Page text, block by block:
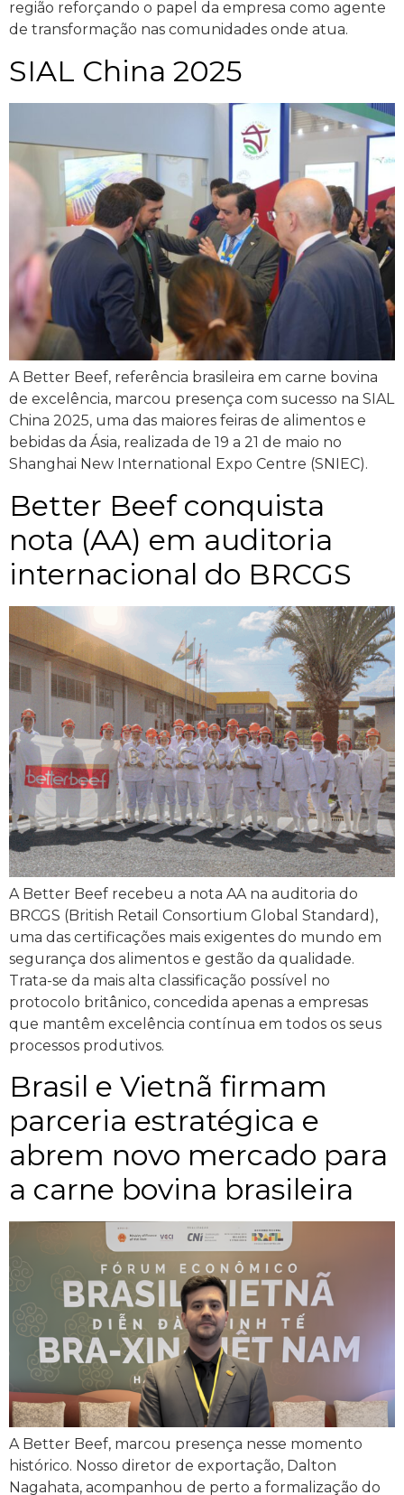
região reforçando o papel da empresa como agente
de transformação nas comunidades onde atua.
SIAL China 2025
A Better Beef, referência brasileira em carne bovina
de excelência, marcou presença com sucesso na SIAL
China 2025, uma das maiores feiras de alimentos e
bebidas da Ásia, realizada de 19 a 21 de maio no
Shanghai New International Expo Centre (SNIEC).
Better Beef conquista
nota (AA) em auditoria
internacional do BRCGS
A Better Beef recebeu a nota AA na auditoria do
BRCGS (British Retail Consortium Global Standard),
uma das certificações mais exigentes do mundo em
segurança dos alimentos e gestão da qualidade.
Trata-se da mais alta classificação possível no
protocolo britânico, concedida apenas a empresas
que mantêm excelência contínua em todos os seus
processos produtivos.
Brasil e Vietnã firmam
parceria estratégica e
abrem novo mercado para
a carne bovina brasileira
A Better Beef, marcou presença nesse momento
histórico. Nosso diretor de exportação, Dalton
Nagahata, acompanhou de perto a formalização do